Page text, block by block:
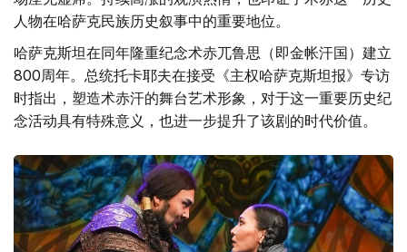
人物在哈萨克民族历史叙事中的重要地位。
哈萨克斯坦在同年隆重纪念术赤兀鲁思（即金帐汗国）建立
800周年。总统托卡耶夫在接受《主权哈萨克斯坦报》专访
时指出，塑造术赤汗的舞台艺术形象，对于这一重要历史纪
念活动具有特殊意义，也进一步提升了该剧的时代价值。